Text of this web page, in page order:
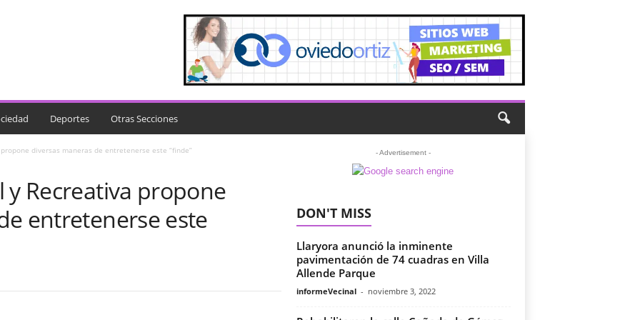
Deportes Otras Secciones
diversas maneras de entretenerse este “finde”
y Recreativa propone
entretenerse este
- Advertisement -
DON'T MISS
Llaryora anunció la inminente
pavimentación de 74 cuadras en Villa
Allende Parque
informeVecinal - noviembre 3, 2022